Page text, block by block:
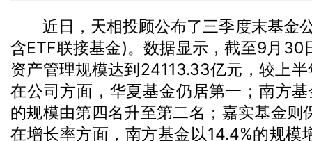
近日，天相投顾公布了三季度末基金
含ETF联接基金)。数据显示，截至9月30
资产管理规模达到24113.33亿元，较上
在公司方面，华夏基金仍居第一；南方
的规模由第四名升至第二名；嘉实基金则
在增长率方面，南方基金以14.4%的规模